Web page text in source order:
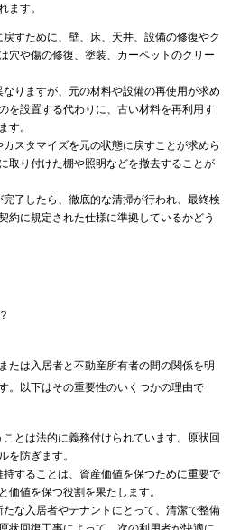
ます。
戻すために、壁、床、天井、設備の修復やク
穴や傷の修復、塗装、カーペットのクリー
なりますが、元の材料や設備の再使用が求め
を設置する代わりに、古い材料を再利用す
す。
スタマイズを元の状態に戻すことが求めら
取り付けた棚や照明などを撤去することが
完了したら、徹底的な清掃が行われ、最終検
約に規定された仕様に準拠しているかどう
たは入居者と不動産所有者の間の関係を明
。以下はその重要性のいくつかの理由で
とは法的に義務付けられています。原状回
を防ぎます。
持することは、資産価値を保つために重要で
価値を保つ役割を果たします。
たな入居者やテナントにとって、清潔で整備